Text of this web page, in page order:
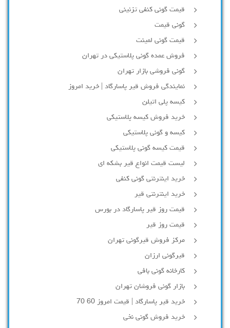
قیمت گونی کنفی تزئینی
گونی قیمت
قیمت گونی لمینت
فروش عمده گونی پلاستیکی در تهران
گونی فروشی بازار تهران
نمایندگی فروش قیر پاسارگاد | خرید امروز
کیسه پلی اتیلن
خرید فروش کیسه پلاستیکی
کیسه و گونی پلاستیکی
قیمت کیسه گونی پلاستیکی
لیست قیمت انواع قیر بشکه ای
خرید اینترنتی گونی کنفی
خرید اینترنتی قیر
قیمت روز قیر پاسارگاد در بورس
قیمت روز قیر
مرکز فروش قیرگونی تهران
قیرگونی ارزان
کارخانه گونی بافی
بازار گونی فروشان تهران
خرید قیر پاسارگاد | قیمت امروز 60 70
خرید فروش گونی نخی